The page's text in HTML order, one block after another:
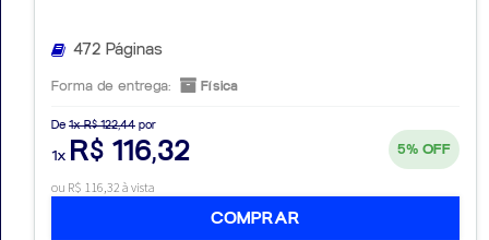
472 Páginas
Forma de entrega: Física
De 1x R$ 122,44 por
1x R$ 116,32 5% OFF
ou R$ 116,32 à vista
COMPRAR